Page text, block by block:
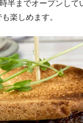
半までオープンして
楽しめます。